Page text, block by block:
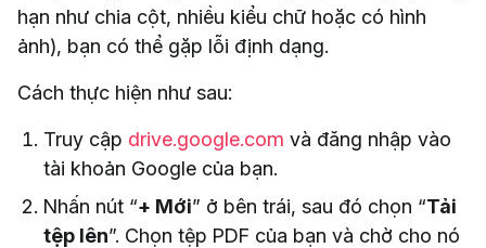
hạn như chia cột, nhiều kiểu chữ hoặc có hình
ảnh), bạn có thể gặp lỗi định dạng.
Cách thực hiện như sau:
Truy cập drive.google.com và đăng nhập vào
tài khoản Google của bạn.
Nhấn nút “+ Mới” ở bên trái, sau đó chọn “Tải
tệp lên”. Chọn tệp PDF của bạn và chờ cho nó